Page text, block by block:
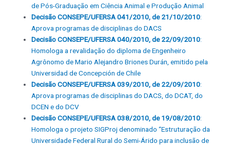
de Pós-Graduação em Ciência Animal e Produção Animal
Decisão CONSEPE/UFERSA 041/2010, de 21/10/2010:
Aprova programas de disciplinas do DACS
Decisão CONSEPE/UFERSA 040/2010, de 22/09/2010:
Homologa a revalidação do diploma de Engenheiro
Agrônomo de Mario Alejandro Briones Durán, emitido pela
Universidad de Concepción de Chile
Decisão CONSEPE/UFERSA 039/2010, de 22/09/2010:
Aprova programas de disciplinas do DACS, do DCAT, do
DCEN e do DCV
Decisão CONSEPE/UFERSA 038/2010, de 19/08/2010:
Homologa o projeto SIGProj denominado “Estruturação da
Universidade Federal Rural do Semi-Árido para inclusão de